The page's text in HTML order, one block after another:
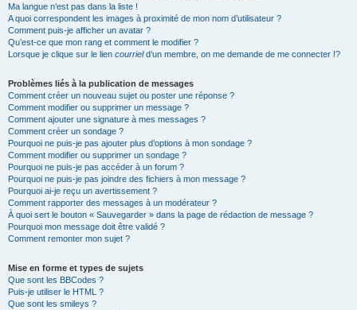
Ma langue n’est pas dans la liste !
A quoi correspondent les images à proximité de mon nom d’utilisateur ?
Comment puis-je afficher un avatar ?
Qu’est-ce que mon rang et comment le modifier ?
Lorsque je clique sur le lien courrield’un membre, on me demande de me connecter !?
Problèmes liés à la publication de messages
Comment créer un nouveau sujet ou poster une réponse ?
Comment modifier ou supprimer un message ?
Comment ajouter une signature à mes messages ?
Comment créer un sondage ?
Pourquoi ne puis-je pas ajouter plus d’options à mon sondage ?
Comment modifier ou supprimer un sondage ?
Pourquoi ne puis-je pas accéder à un forum ?
Pourquoi ne puis-je pas joindre des fichiers à mon message ?
Pourquoi ai-je reçu un avertissement ?
Comment rapporter des messages à un modérateur ?
À quoi sert le bouton « Sauvegarder » dans la page de rédaction de message ?
Pourquoi mon message doit être validé ?
Comment remonter mon sujet ?
Mise en forme et types de sujets
Que sont les BBCodes ?
Puis-je utiliser le HTML ?
Que sont les smileys ?